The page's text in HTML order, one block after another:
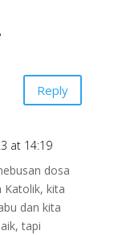
Reply
at 14:19
dosa
Katolik, kita
dan kita
tapi